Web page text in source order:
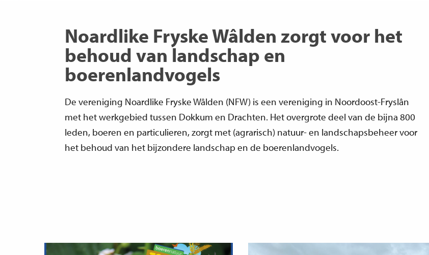
Noardlike Fryske Wâlden zorgt voor het
behoud van landschap en
boerenlandvogels
De vereniging Noardlike Fryske Wâlden (NFW) is een vereniging in Noordoost-Fryslân
met het werkgebied tussen Dokkum en Drachten. Het overgrote deel van de bijna 800
leden, boeren en particulieren, zorgt met (agrarisch) natuur- en landschapsbeheer voor
het behoud van het bijzondere landschap en de boerenlandvogels.